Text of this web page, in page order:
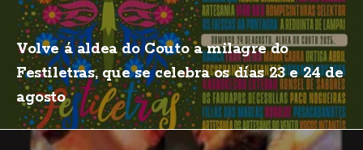
Volve á aldea do Couto a milagre do
Festiletras, que se celebra os días 23 e 24 de
agosto